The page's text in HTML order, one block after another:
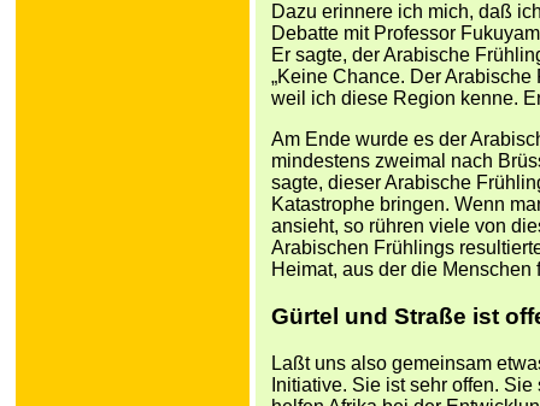
Dazu erinnere ich mich, daß
Debatte mit Professor
Er sagte, der Arabische
„Keine Chance. Der
weil ich diese Region kenne.
Am Ende wurde es der
mindestens zweimal nach
sagte, dieser Arabische
Katastrophe bringen. Wenn
ansieht, so rühren viele von
Arabischen Frühlings
Heimat, aus der die Menschen
Gürtel und Straße ist
Laßt uns also gemeinsam
Initiative. Sie ist sehr offen.